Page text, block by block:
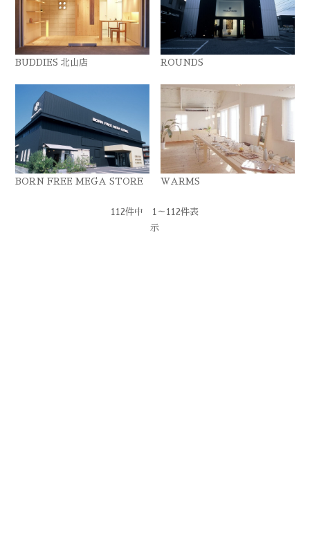
BUDDIES 北山店 ROUNDS
BORN FREE MEGA STORE WARMS
112件中 1～112件表
示